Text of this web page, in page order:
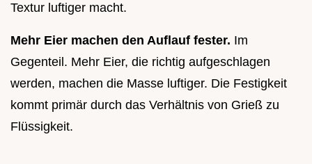
Textur luftiger macht.
Mehr Eier machen den Auflauf fester. Im
Gegenteil. Mehr Eier, die richtig aufgeschlagen
werden, machen die Masse luftiger. Die Festigkeit
kommt primär durch das Verhältnis von Grieß zu
Flüssigkeit.